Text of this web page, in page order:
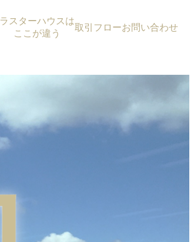
ラスターハウスは
ここが違う
取引フローお問い合わせ